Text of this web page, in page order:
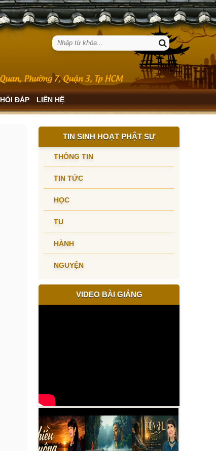
HỎI ĐÁP LIÊN HỆ
TIN SINH HOẠT PHẬT SỰ
THÔNG TIN
TIN TỨC
HỌC
TU
HÀNH
NGUYỆN
VIDEO BÀI GIẢNG